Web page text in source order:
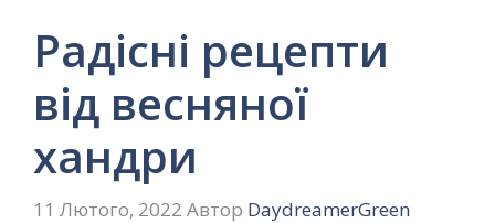
Радісні рецепти
від весняної
хандри
11 Лютого, 2022 Автор DaydreamerGreen